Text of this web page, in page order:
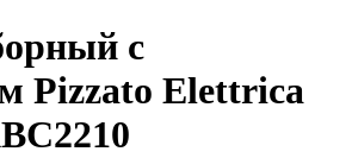
с
Pizzato Elettrica